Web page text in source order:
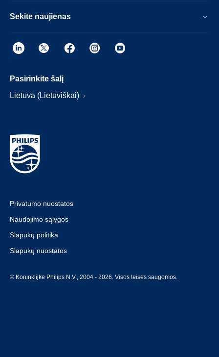
Sekite naujienas
Pasirinkite šalį
Lietuva (Lietuviškai)
Privatumo nuostatos
Naudojimo sąlygos
Slapukų politika
Slapukų nuostatos
© Koninklijke Philips N.V., 2004 - 2026. Visos teisės saugomos.